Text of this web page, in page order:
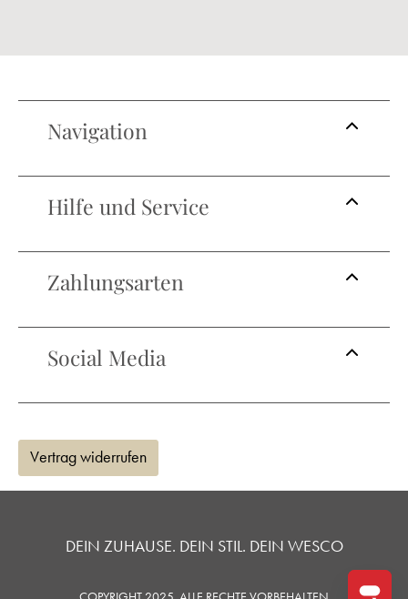
Navigation
Hilfe und Service
Zahlungsarten
Social Media
Vertrag widerrufen
DEIN ZUHAUSE. DEIN STIL. DEIN WESCO